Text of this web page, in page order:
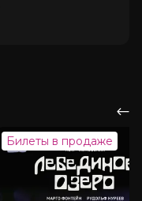
Билеты в продаже